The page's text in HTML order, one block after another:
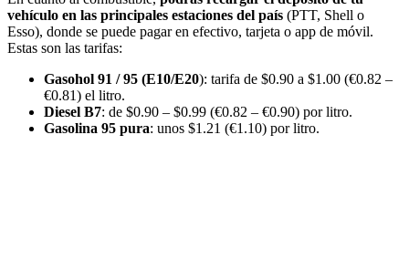
vehículo en las principales estaciones del país (PTT, Shell o
Esso), donde se puede pagar en efectivo, tarjeta o app de móvil.
Estas son las tarifas:
Gasohol 91 / 95 (E10/E20): tarifa de $0.90 a $1.00 (€0.82 –
€0.81) el litro.
Diesel B7: de $0.90 – $0.99 (€0.82 – €0.90) por litro.
Gasolina 95 pura: unos $1.21 (€1.10) por litro.